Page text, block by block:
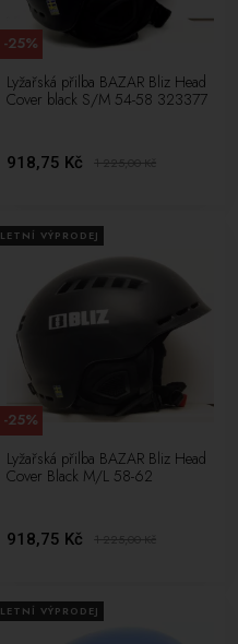
Lyžařská přilba BAZAR Bliz Head
Cover black S/M 54-58 323377
918,75 Kč 1 225,00Kč
-25%
LETNÍ VÝPRODEJ
Lyžařská přilba BAZAR Bliz Head
Cover Black M/L 58-62
918,75 Kč 1 225,00Kč
-25%
LETNÍ VÝPRODEJ